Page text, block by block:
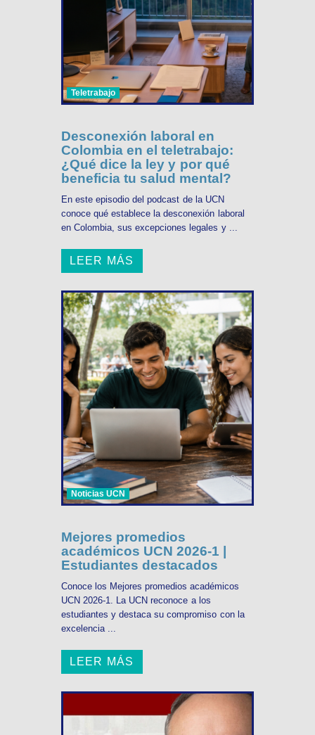
Teletrabajo
Desconexión laboral en
Colombia en el teletrabajo:
¿Qué dice la ley y por qué
beneficia tu salud mental?
En este episodio del podcast de la UCN
conoce qué establece la desconexión laboral
en Colombia, sus excepciones legales y ...
LEER MÁS
Noticias UCN
Mejores promedios
académicos UCN 2026-1 |
Estudiantes destacados
Conoce los Mejores promedios académicos
UCN 2026-1. La UCN reconoce a los
estudiantes y destaca su compromiso con la
excelencia ...
LEER MÁS